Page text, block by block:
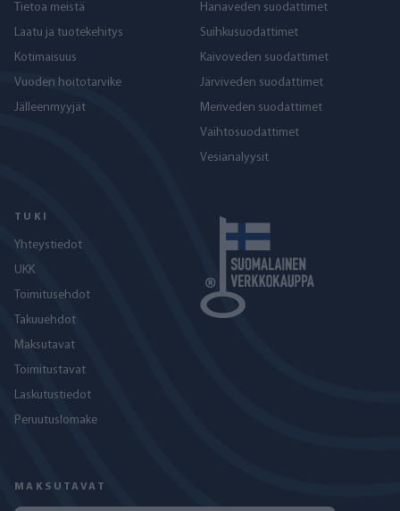
Tietoa meistä
Laatu ja tuotekehitys
Kotimaisuus
Vuoden hoitotarvike
Jälleenmyyjät
Hanaveden suodattimet
Suihkusuodattimet
Kaivoveden suodattimet
Järviveden suodattimet
Meriveden suodattimet
Vaihtosuodattimet
Vesianalyysit
TUKI
Yhteystiedot
UKK
Toimitusehdot
Takuuehdot
Maksutavat
Toimitustavat
Laskutustiedot
Peruutuslomake
MAKSUTAVAT